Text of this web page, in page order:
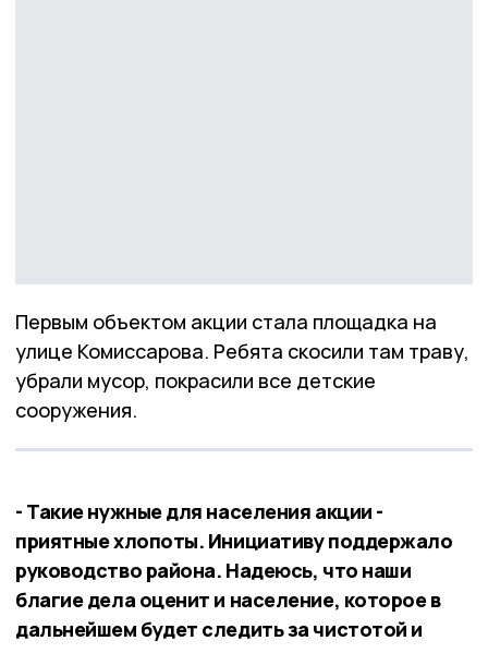
Первым объектом акции стала площадка на
улице Комиссарова. Ребята скосили там траву,
убрали мусор, покрасили все детские
сооружения.
- Такие нужные для населения акции -
приятные хлопоты. Инициативу поддержало
руководство района. Надеюсь, что наши
благие дела оценит и население, которое в
дальнейшем будет следить за чистотой и